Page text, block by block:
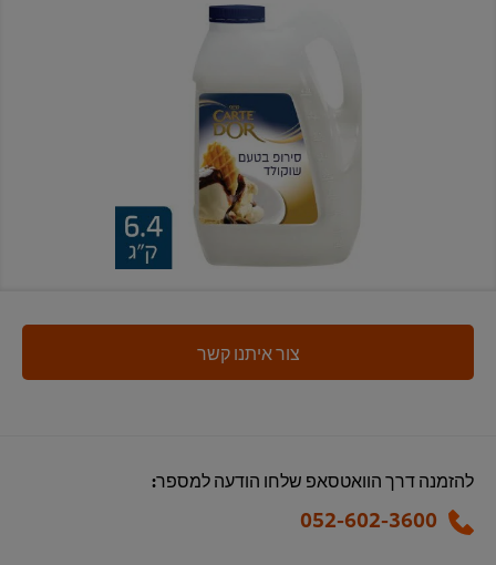
צור איתנו קשר
להזמנה דרך הוואטסאפ שלחו הודעה למספר:
052-602-3600